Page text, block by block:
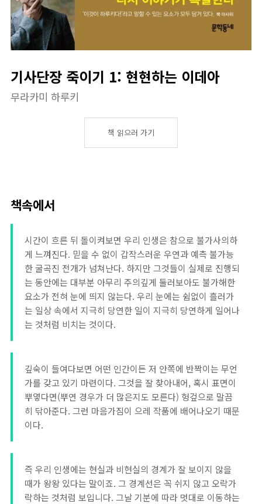
기사단장 죽이기 1: 현현하는 이데아
무라카미 하루키
책 읽으러 가기
책속에서
시간이 흐른 뒤 돌이켜보면 우리 인생은 참으로 불가사의하
게 느껴진다. 믿을 수 없이 갑작스러운 우연과 예측 불가능
한 굴곡진 전개가 넘쳐난다. 하지만 그것들이 실제로 진행되
는 동안에는 대부분 아무리 주의깊게 둘러보아도 불가해한
요소가 전혀 눈에 띄지 않는다. 우리 눈에는 쉼없이 흘러가
는 일상 속에서 지극히 당연한 일이 지극히 당연하게 일어나
는 것처럼 비치는 것이다.
깊숙이 들여다보면 어떤 인간이든 저 안쪽에 반짝이는 무언
가를 갖고 있기 마련이다. 그것을 잘 찾아내어, 혹시 표면이
뿌옇다면(뿌연 경우가 더 많은지도 모른다) 헝겊으로 말끔
히 닦아준다. 그런 마음가짐이 으레 작품에 배어나오기 때문
이다.
즉 우리 인생에는 현실과 비현실의 경계가 잘 보이지 않을
때가 왕왕 있다는 말이죠. 그 경계선은 꼭 쉬지 않고 오락가
락하는 것처럼 보입니다. 그날 기분에 따라 멋대로 이동하는